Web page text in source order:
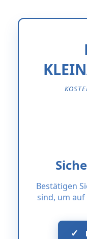
Bestätigen
sind, um
✓